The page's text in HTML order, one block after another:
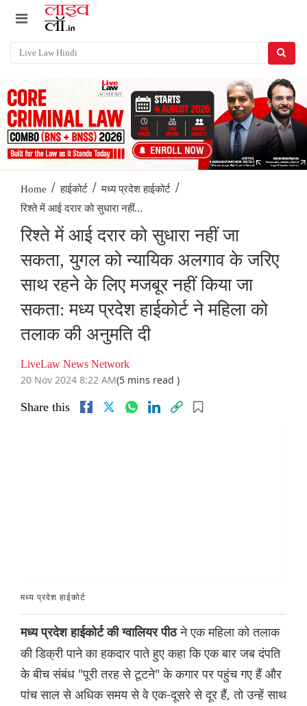
Home / हाईकोर्ट / मध्य प्रदेश हाईकोर्ट /
रिश्ते में आई दरार को सुधारा नहीं...
रिश्ते में आई दरार को सुधारा नहीं जा
सकता, युगल को न्यायिक अलगाव के जरिए
साथ रहने के लिए मजबूर नहीं किया जा
सकता: मध्य प्रदेश हाईकोर्ट ने महिला को
तलाक की अनुमति दी
LiveLaw News Network
20 Nov 2024 8:22 AM(5 mins read )
Share this
मध्य प्रदेश हाईकोर्ट
मध्य प्रदेश हाईकोर्ट की ग्वालियर पीठने एक महिला को तलाक
की डिक्री पाने का हकदार पाते हुए कहा कि एक बार जब दंपति
के बीच संबंध "पूरी तरह से टूटने" के कगार पर पहुंच गए हैं और
पांच साल से अधिक समय से वे एक-दूसरे से दूर हैं, तो उन्हें साथ